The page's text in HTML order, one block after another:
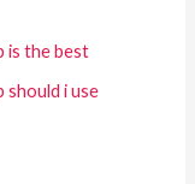
is the best
should i use